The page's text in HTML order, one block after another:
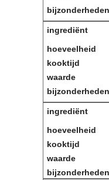
Nieuwsflitsen
Video